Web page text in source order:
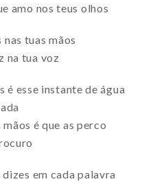
amo nos teus olhos
nas tuas mãos
na tua voz
é esse instante de água
é que as perco
em cada palavra